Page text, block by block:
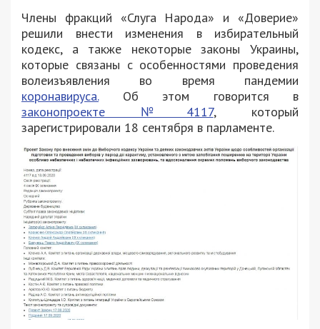
Члены фракций «Слуга Народа» и «Доверие»
решили внести изменения в избирательный
кодекс, а также некоторые законы Украины,
которые связаны с особенностями проведения
волеизъявления во время пандемии
коронавируса.Об этом говорится в
законопроекте №4117, который
зарегистрировали 18 сентября в парламенте.